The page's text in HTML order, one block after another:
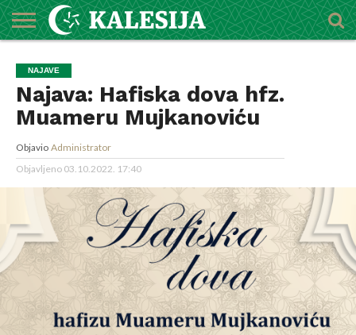
O
MEDŽLISU
DŽEMATI
IMAMI
MEKTEBSKI
CENTAR
VIJESTI
HUTBE
NAJAVE
KALENDAR
KONTAKT
NAJAVE
Najava: Hafiska dova hfz.
Muameru Mujkanoviću
Objavio Administrator
Objavljeno 03.10.2022. 17:40